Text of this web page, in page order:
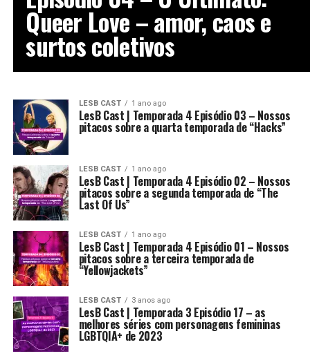
Queer Love – amor, caos e
surtos coletivos
LESB CAST 1 ano ago
LesB Cast | Temporada 4 Episódio 03 – Nossos
pitacos sobre a quarta temporada de “Hacks”
LESB CAST 1 ano ago
LesB Cast | Temporada 4 Episódio 02 – Nossos
pitacos sobre a segunda temporada de “The
Last Of Us”
LESB CAST 1 ano ago
LesB Cast | Temporada 4 Episódio 01 – Nossos
pitacos sobre a terceira temporada de
“Yellowjackets”
LESB CAST 3 anos ago
LesB Cast | Temporada 3 Episódio 17 – as
melhores séries com personagens femininas
LGBTQIA+ de 2023